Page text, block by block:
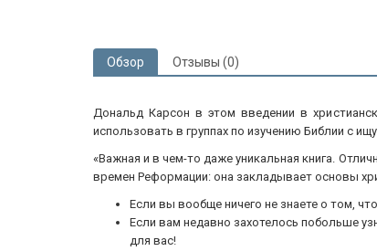
Обзор Отзывы (0)
Дональд Карсон в этом введении в
использовать в группах по изучению Библии с
«Важная и в чем-то даже уникальная книга.
времен Реформации: она закладывает основы
Если вы вообще ничего не знаете о том,
Если вам недавно захотелось побольше
для вас!